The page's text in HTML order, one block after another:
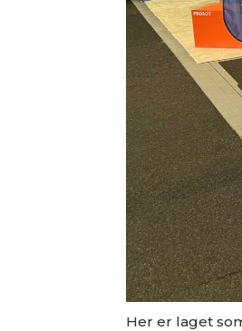
Her er laget